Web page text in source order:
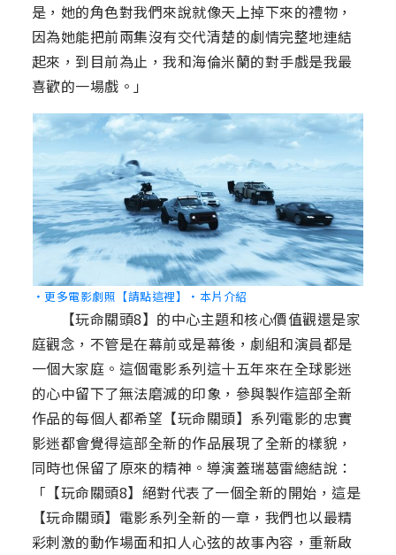
是，她的角色對我們來說就像天上掉下來的禮物，
因為她能把前兩集沒有交代清楚的劇情完整地連結
起來，到目前為止，我和海倫米蘭的對手戲是我最
喜歡的一場戲。」
‧更多電影劇照【請點這裡】 ‧本片介紹
【玩命關頭8】的中心主題和核心價值觀還是家
庭觀念，不管是在幕前或是幕後，劇組和演員都是
一個大家庭。這個電影系列這十五年來在全球影迷
的心中留下了無法磨滅的印象，參與製作這部全新
作品的每個人都希望【玩命關頭】系列電影的忠實
影迷都會覺得這部全新的作品展現了全新的樣貌，
同時也保留了原來的精神。導演蓋瑞葛雷總結說：
「【玩命關頭8】絕對代表了一個全新的開始，這是
【玩命關頭】電影系列全新的一章，我們也以最精
彩刺激的動作場面和扣人心弦的故事內容，重新啟